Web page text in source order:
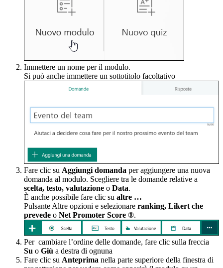
Immettere un nome per il modulo.
Si può anche immettere un sottotitolo facoltativo
Fare clic su Aggiungi domanda per aggiungere una nuova
domanda al modulo. Scegliere tra le domande relative a
scelta, testo, valutazione o Data.
È anche possibile fare clic su altre …
Pulsante Altre opzioni e selezionare ranking, Likert che
prevede o Net Promoter Score ®.
Per cambiare l’ordine delle domande, fare clic sulla freccia
Su o Giù a destra di ognuna
Fare clic su Anteprima nella parte superiore della finestra di